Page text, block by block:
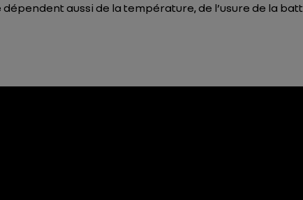
aussi de la température, de l’usure de la